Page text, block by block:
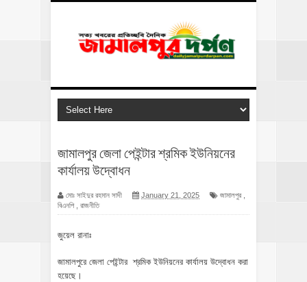
জামালপুর জেলা পেইন্টার শ্রমিক ইউনিয়নের
কার্যালয় উদ্বোধন
মোঃ সাইদুর রহমান সাদী January 21, 2025 জামালপুর
বিএনপি, রাজনীতি
জুয়েল রানাঃ
জামালপুরে জেলা পেইন্টার শ্রমিক ইউনিয়নের কার্যালয় উদ্বোধন করা
হয়েছে।